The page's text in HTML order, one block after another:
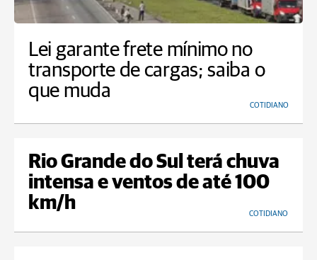
Lei garante frete mínimo no
transporte de cargas; saiba o
que muda
COTIDIANO
Rio Grande do Sul terá chuva
intensa e ventos de até 100
km/h
COTIDIANO